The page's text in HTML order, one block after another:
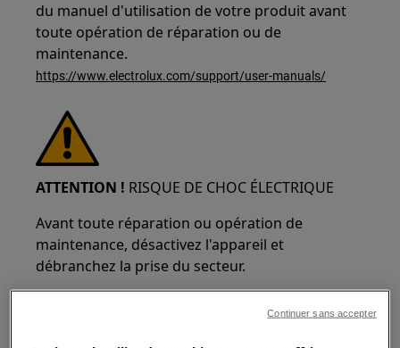
du manuel d'utilisation de votre produit avant
toute opération de réparation ou de
maintenance.
https://www.electrolux.com/support/user-manuals/
ATTENTION ! RISQUE DE CHOC ÉLECTRIQUE
Avant toute réparation ou opération de
maintenance, désactivez l'appareil et
débranchez la prise du secteur.
Continuer sans accepter